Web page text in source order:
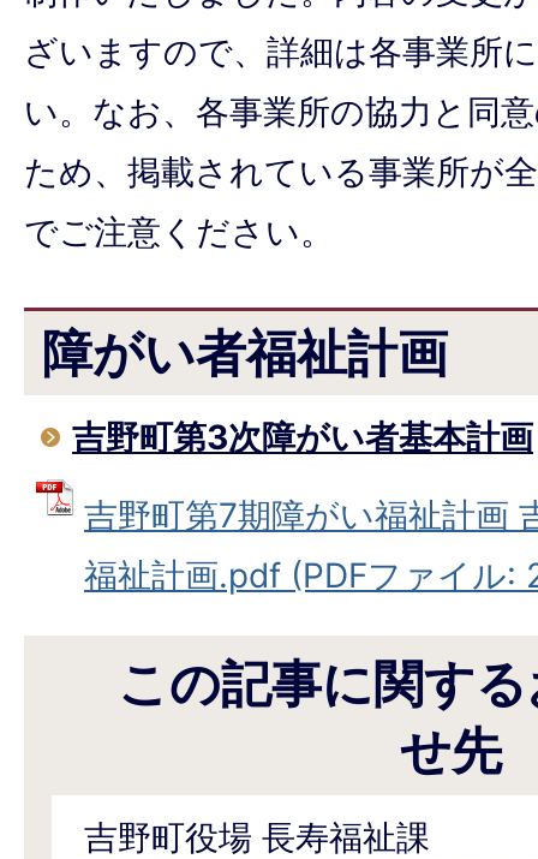
ざいますので、詳細は各事業所
い。なお、各事業所の協力と同
ため、掲載されている事業所が
でご注意ください。
障がい者福祉計画
吉野町第3次障がい者基本計画
吉野町第7期障がい福祉計画
福祉計画.pdf (PDFファイル:
この記事に関す
せ先
吉野町役場 長寿福祉課